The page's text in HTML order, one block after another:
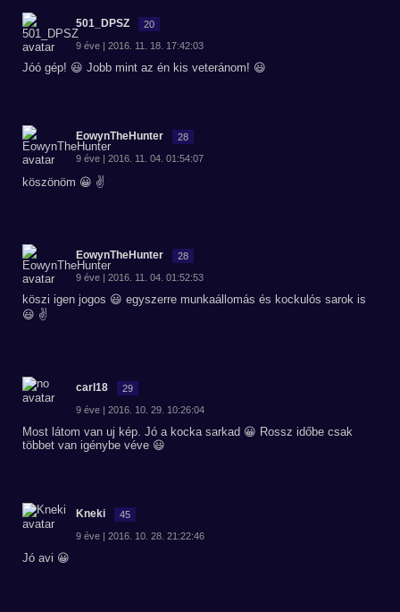
501_DPSZ 20
9 éve | 2016. 11. 18. 17:42:03
Jóó gép! 😃 Jobb mint az én kis veteránom! 😃
EowynTheHunter 28
9 éve | 2016. 11. 04. 01:54:07
köszönöm 😀 ✌
EowynTheHunter 28
9 éve | 2016. 11. 04. 01:52:53
köszi igen jogos 😃 egyszerre munkaállomás és kockulós sarok is
😃 ✌
carl18 29
9 éve | 2016. 10. 29. 10:26:04
Most látom van uj kép. Jó a kocka sarkad 😀 Rossz időbe csak
többet van igénybe véve 😃
Kneki 45
9 éve | 2016. 10. 28. 21:22:46
Jó avi 😀